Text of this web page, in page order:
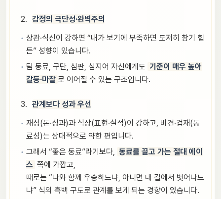
감정의 극단성·완벽주의
상관·식신이 강하면 “내가 보기에 부족하면 도저히 참기 힘
든” 성향이 있습니다.
팀 동료, 구단, 심판, 심지어 자신에게도 기준이 매우 높아
갈등·마찰 로 이어질 수 있는 구조입니다.
관계보다 성과 우선
재성(돈·성과)과 식상(표현·실적)이 강하고, 비견·겁재(동
료성)는 상대적으로 약한 편입니다.
그래서 “좋은 동료”라기보다, 동료를 끌고 가는 절대 에이
스 쪽에 가깝고,
때로는 “나와 함께 우승하느냐, 아니면 내 길에서 벗어나느
냐” 식의 흑백 구도로 관계를 보게 되는 경향이 있습니다.